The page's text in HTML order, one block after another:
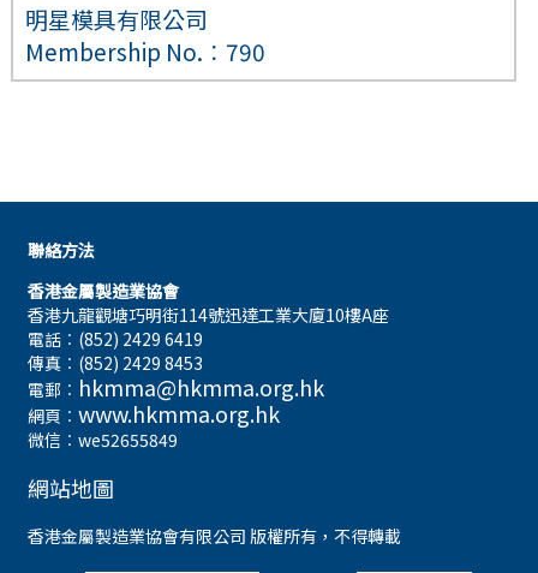
明星模具有限公司
Membership No.︰790
聯絡方法
香港金屬製造業協會
香港九龍觀塘巧明街114號迅達工業大廈10樓A座
電話︰(852) 2429 6419
傳真︰(852) 2429 8453
電郵︰ hkmma@hkmma.org.hk
網頁︰ www.hkmma.org.hk
微信︰we52655849
網站地圖
香港金屬製造業協會有限公司 版權所有，不得轉載